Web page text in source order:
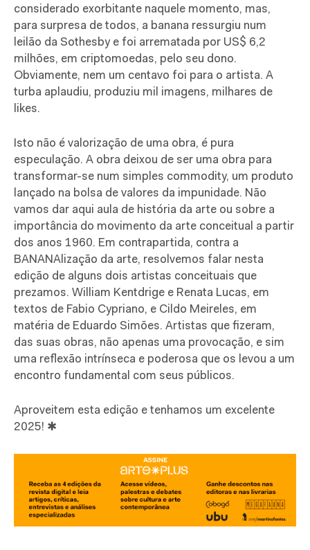
considerado exorbitante naquele momento, mas,
para surpresa de todos, a banana ressurgiu num
leilão da Sothesby e foi arrematada por US$ 6,2
milhões, em criptomoedas, pelo seu dono.
Obviamente, nem um centavo foi para o artista. A
turba aplaudiu, produziu mil imagens, milhares de
likes.
Isto não é valorização de uma obra, é pura
especulação. A obra deixou de ser uma obra para
transformar-se num simples commodity, um produto
lançado na bolsa de valores da impunidade. Não
vamos dar aqui aula de história da arte ou sobre a
importância do movimento da arte conceitual a partir
dos anos 1960. Em contrapartida, contra a
BANANAlização da arte, resolvemos falar nesta
edição de alguns dois artistas conceituais que
prezamos. William Kentdrige e Renata Lucas, em
textos de Fabio Cypriano, e Cildo Meireles, em
matéria de Eduardo Simões. Artistas que fizeram,
das suas obras, não apenas uma provocação, e sim
uma reflexão intrínseca e poderosa que os levou a um
encontro fundamental com seus públicos.
Aproveitem esta edição e tenhamos um excelente
2025! ✱